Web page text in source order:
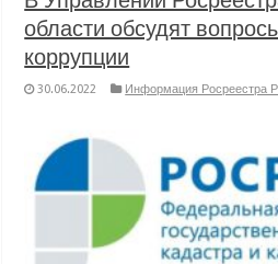
области обсудят
коррупции
30.06.2022 Информация Росреестра